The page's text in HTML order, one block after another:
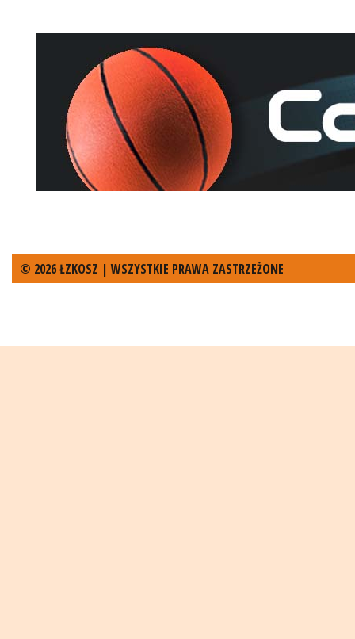
© 2026 ŁZKOSZ | WSZYSTKIE PRAWA ZASTRZEŻONE